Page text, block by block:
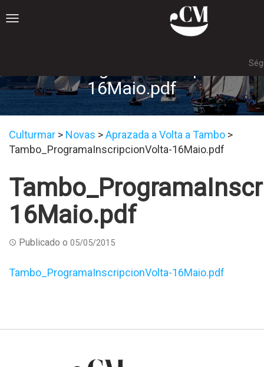
Toggle
16Maio.pdf
Culturmar > Novas >Aprazada a Volta a Tambo >
Tambo_ProgramaInscripcionVolta-16Maio.pdf
16Maio.pdf
Publicado o 05/05/2015
Tambo_ProgramaInscripcionVolta-16Maio.pdf